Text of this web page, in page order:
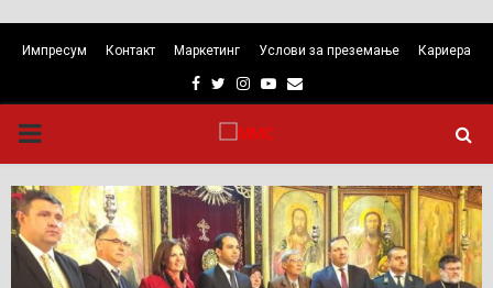
Импресум Контакт Маркетинг Услови за преземање Кариера
Facebook
TwitterInstagram
Youtube
Email
PRIMARY
MENU